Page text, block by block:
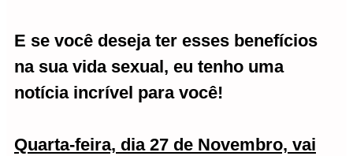
E se você deseja ter esses benefícios
na sua vida sexual, eu tenho uma
notícia incrível para você!
Quarta-feira, dia 27 de Novembro, vai